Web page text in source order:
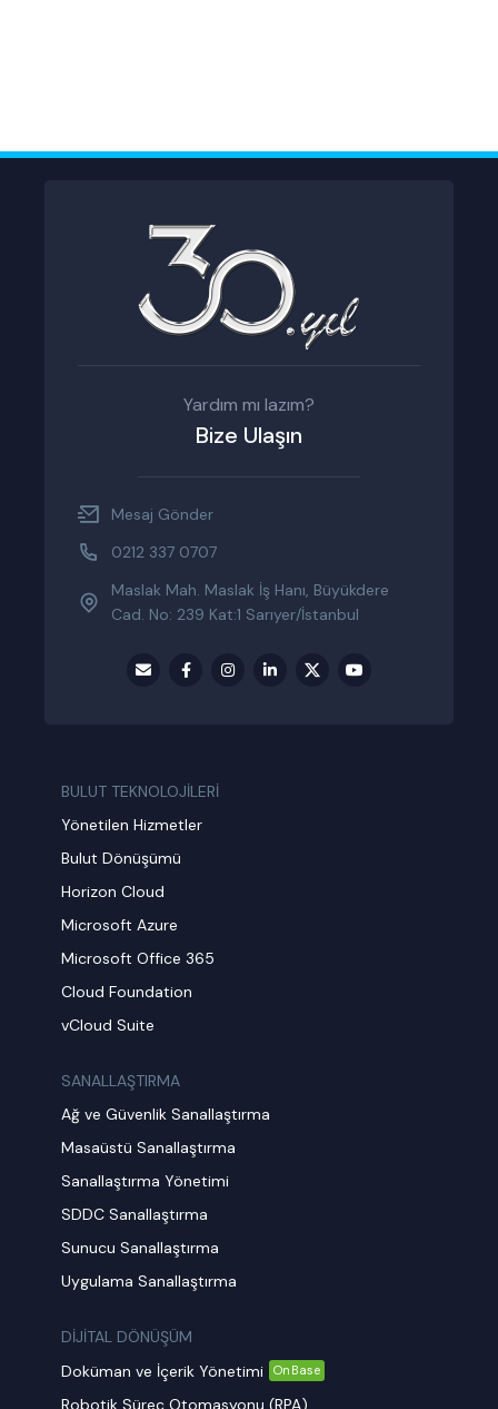
Yardım mı lazım?
Bize Ulaşın
Mesaj Gönder
0212 337 0707
Maslak Mah. Maslak İş Hanı, Büyükdere
Cad. No: 239 Kat:1 Sarıyer/İstanbul
BULUT TEKNOLOJİLERİ
Yönetilen Hizmetler
Bulut Dönüşümü
Horizon Cloud
Microsoft Azure
Microsoft Office 365
Cloud Foundation
vCloud Suite
SANALLAŞTIRMA
Ağ ve Güvenlik Sanallaştırma
Masaüstü Sanallaştırma
Sanallaştırma Yönetimi
SDDC Sanallaştırma
Sunucu Sanallaştırma
Uygulama Sanallaştırma
DİJİTAL DÖNÜŞÜM
Doküman ve İçerik Yönetimi
OnBase
Robotik Süreç Otomasyonu (RPA)